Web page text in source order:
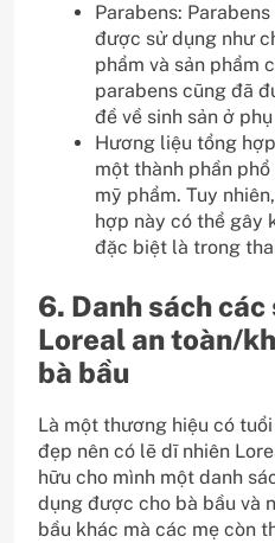
Parabens:
được sử dụng như
phẩm và sản phẩm
parabens cũng đã
đề về sinh sản ở
Hương liệu tổng
một thành phần
mỹ phẩm. Tuy
hợp này có thể gây
đặc biệt là trong
6. Danh sách các
Loreal an toàn/
bà bầu
Là một thương hiệu có
đẹp nên có lẽ dĩ nhiên
hữu cho mình một danh
dụng được cho bà bầu và
bầu khác mà các mẹ còn